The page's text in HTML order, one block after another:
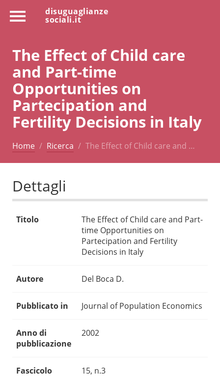
disuguaglianze
sociali.it
The Effect of Child care
and Part-time
Opportunities on
Partecipation and
Fertility Decisions in Italy
Home Ricerca The Effect of Child care and …
Dettagli
Titolo
The Effect of Child care and Part-
time Opportunities on
Partecipation and Fertility
Decisions in Italy
Autore Del Boca D.
Pubblicato in Journal of Population Economics
Anno di
pubblicazione
2002
Fascicolo 15, n.3